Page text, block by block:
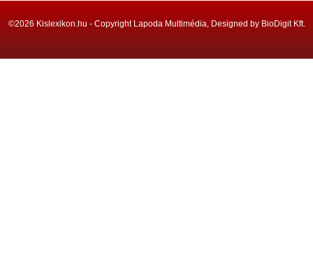
©2026 Kislexikon.hu - Copyright Lapoda Multimédia, Designed by BioDigit Kft.